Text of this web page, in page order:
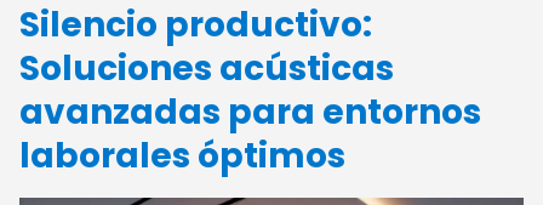
Silencio productivo:
Soluciones acústicas
avanzadas para entornos
laborales óptimos